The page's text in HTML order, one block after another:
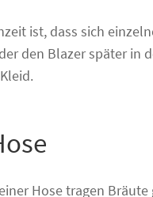
ist, dass sich
den Blazer später in
Hose tragen